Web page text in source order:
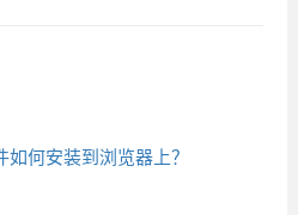
何安装到浏览器上？